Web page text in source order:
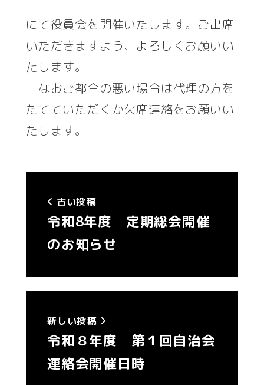
にて役員会を開催いたします。ご出席
いただきますよう、よろしくお願いい
たします。
なおご都合の悪い場合は代理の方を
たてていただくか欠席連絡をお願いい
たします。
古い投稿
令和8年度 定期総会開催
のお知らせ
新しい投稿
令和８年度 第１回自治会
連絡会開催日時